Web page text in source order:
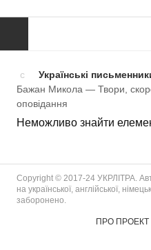
Твори українською
Твори англійською
БІОГРАФІЇ
Українські письменники
Українські
Бажан Микола — Твори,
оповiдання
Неможливо знайти
Copyright © 2017-24 УКРЛІТРА.
на української, англійської,
заборонено.
ПРО ПРОЕКТ